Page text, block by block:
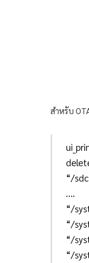
สำหรับ
“/
….
“/
“/
“/
“/